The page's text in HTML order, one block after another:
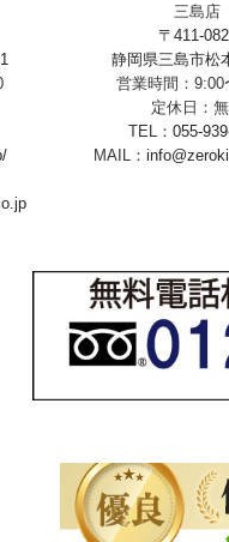
三島店
〒411-
静岡県三島市松
営業時間：9:00
定休日：
TEL： 055-
MAIL：